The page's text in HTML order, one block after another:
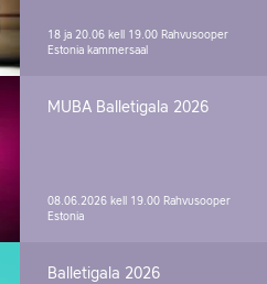
18 ja 20.06 kell 19.00 Rahvusooper
Estonia kammersaal
MUBA Balletigala 2026
08.06.2026 kell 19.00 Rahvusooper
Estonia
Balletigala 2026